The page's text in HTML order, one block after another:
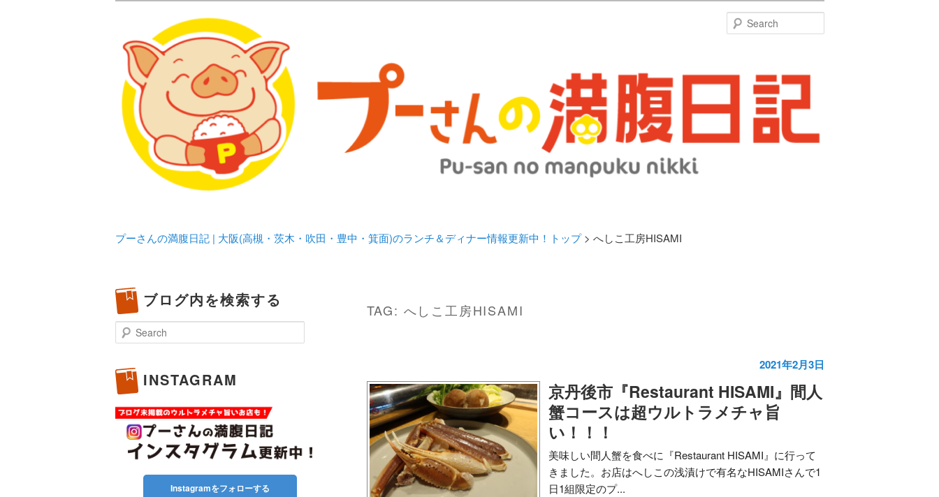
プーさんの満腹日記 | 大阪(高槻・茨木・吹田・
豊中・箕面)のランチ＆ディナー情報更新中！
化してます。
プーさんの満腹日記 | 大阪(高槻・茨木・吹田・豊中・箕面)のランチ＆ディナー情報更新中！トップ> へしこ工房HISAMI
TAG: へしこ工房HISAMI
2021年2月3日
京丹後市『Restaurant HISAMI』間人
蟹コースは超ウルトラメチャ旨
い！！！
美味しい間人蟹を食べに『Restaurant HISAMI』に行って
きました。お店はへしこの浅漬けで有名なHISAMIさんで1
日1組限定のプ...
ブログ内を検索する
Search
INSTAGRAM
Instagramをフォローする